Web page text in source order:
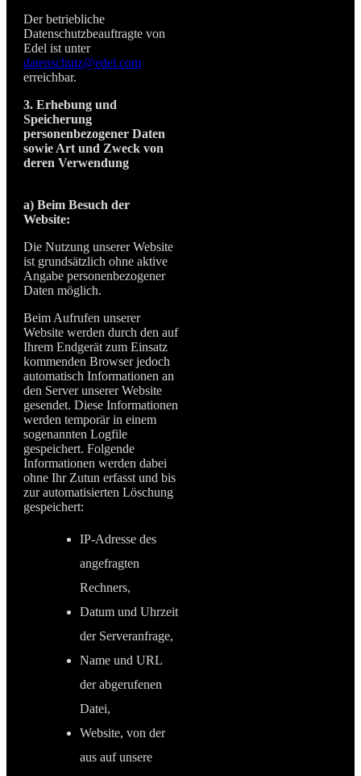
Der betriebliche
Datenschutzbeauftragte von
Edel ist unter
datenschutz@edel.com
erreichbar.
3. Erhebung und
Speicherung
personenbezogener Daten
sowie Art und Zweck von
deren Verwendung
a) Beim Besuch der
Website:
Die Nutzung unserer Website
ist grundsätzlich ohne aktive
Angabe personenbezogener
Daten möglich.
Beim Aufrufen unserer
Website werden durch den auf
Ihrem Endgerät zum Einsatz
kommenden Browser jedoch
automatisch Informationen an
den Server unserer Website
gesendet. Diese Informationen
werden temporär in einem
sogenannten Logfile
gespeichert. Folgende
Informationen werden dabei
ohne Ihr Zutun erfasst und bis
zur automatisierten Löschung
gespeichert:
IP-Adresse des
angefragten
Rechners,
Datum und Uhrzeit
der Serveranfrage,
Name und URL
der abgerufenen
Datei,
Website, von der
aus auf unsere